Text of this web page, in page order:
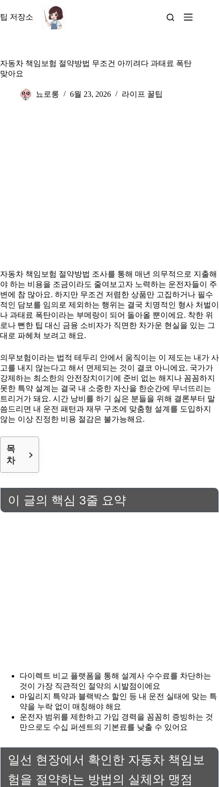
문
뛰
기
팁 저장소
자동차 책임보험 절약방법 무조건 아끼려다 과태료 폭탄
맞아요
뇨로롱 6월 23, 2026 라이프 꿀팁
자동차 책임보험 절약방법 조사를 통해 매년 의무적으로 지출해
야 하는 비용을 조금이라도 줄여보고자 노력하는 운전자들이 주
변에 참 많아요. 하지만 무조건 저렴한 상품만 고집하거나 필수
적인 담보를 임의로 제외하는 행위는 결국 치명적인 형사 처벌이
나 과태료 폭탄이라는 부메랑이 되어 돌아올 뿐이에요. 착한 위
로나 뻔한 팁 대신 금융 소비자가 직면한 차가운 현실을 있는 그
대로 파헤쳐 보려고 해요.
의무보험이라는 법적 테두리 안에서 움직이는 이 제도는 내가 사
고를 내지 않는다고 해서 면제되는 것이 결코 아니에요. 국가가
강제하는 최소한의 안전장치이기에 준비 없는 해지나 꼼꼼하지
못한 특약 설계는 결국 내 소중한 자산을 한순간에 무너뜨리는
트리거가 돼요. 시간 낭비를 하기 싫은 분들을 위해 결론부터 말
씀드리면 내 운전 패턴과 재무 구조에 맞춤형 설계를 도입하지
않는 이상 진정한 비용 절감은 불가능해요.
목
차
이 글의 핵심 3줄 요약
다이렉트 비교 플랫폼을 통해 설계사 수수료를 차단하는
것이 가장 직관적인 절약의 시발점이에요
마일리지 특약과 블랙박스 할인 등 내 운전 실태에 맞는 특
약을 누락 없이 매칭해야 해요
운전자 범위를 제한하고 가입 경력을 꼼꼼히 증빙하는 것
만으로도 수십 퍼센트의 기본료를 낮출 수 있어요
일선 현장에서 확인한 자동차 책임보
험을 절약하는 방법의 실체와 맹점